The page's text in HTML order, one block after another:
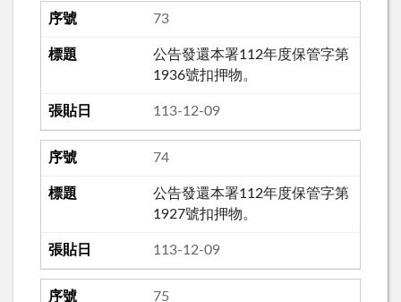
73
公告發還本署112年度保管字第
1936號扣押物。
113-12-09
74
公告發還本署112年度保管字第
1927號扣押物。
113-12-09
75